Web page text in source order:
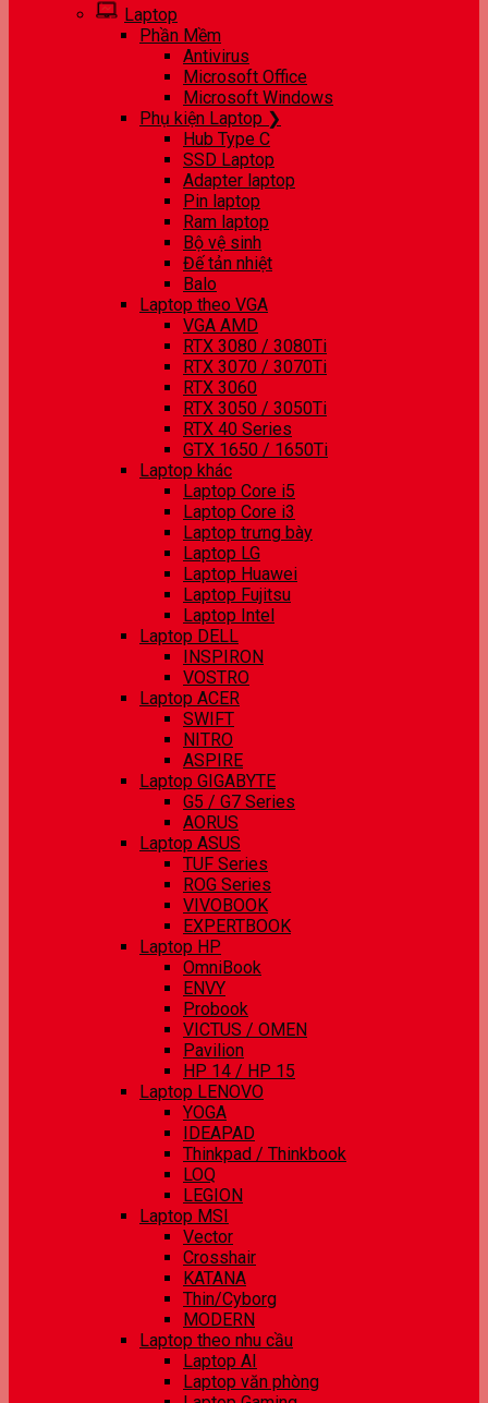
Laptop
Phần Mềm
Antivirus
Microsoft Office
Microsoft Windows
Phụ kiện Laptop ❯
Hub Type C
SSD Laptop
Adapter laptop
Pin laptop
Ram laptop
Bộ vệ sinh
Đế tản nhiệt
Balo
Laptop theo VGA
VGA AMD
RTX 3080 / 3080Ti
RTX 3070 / 3070Ti
RTX 3060
RTX 3050 / 3050Ti
RTX 40 Series
GTX 1650 / 1650Ti
Laptop khác
Laptop Core i5
Laptop Core i3
Laptop trưng bày
Laptop LG
Laptop Huawei
Laptop Fujitsu
Laptop Intel
Laptop DELL
INSPIRON
VOSTRO
Laptop ACER
SWIFT
NITRO
ASPIRE
Laptop GIGABYTE
G5 / G7 Series
AORUS
Laptop ASUS
TUF Series
ROG Series
VIVOBOOK
EXPERTBOOK
Laptop HP
OmniBook
ENVY
Probook
VICTUS / OMEN
Pavilion
HP 14 / HP 15
Laptop LENOVO
YOGA
IDEAPAD
Thinkpad / Thinkbook
LOQ
LEGION
Laptop MSI
Vector
Crosshair
KATANA
Thin/Cyborg
MODERN
Laptop theo nhu cầu
Laptop AI
Laptop văn phòng